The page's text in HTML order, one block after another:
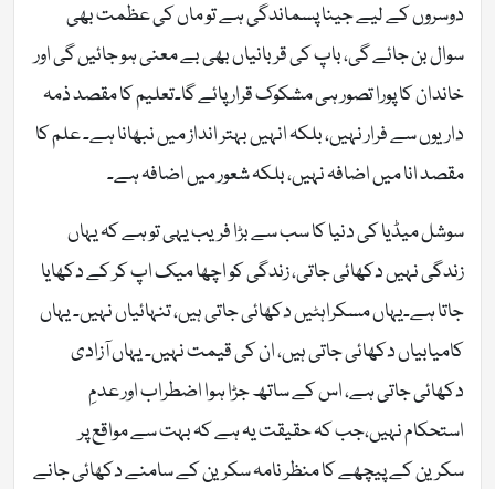
دوسروں کے لیے جینا پسماندگی ہے تو ماں کی عظمت بھی
سوال بن جائے گی، باپ کی قربانیاں بھی بے معنی ہو جائیں گی اور
خاندان کا پورا تصور ہی مشکوک قرار پائے گا۔تعلیم کا مقصد ذمہ
داریوں سے فرار نہیں، بلکہ انہیں بہتر انداز میں نبھانا ہے۔ علم کا
مقصد انا میں اضافہ نہیں، بلکہ شعور میں اضافہ ہے۔
سوشل میڈیا کی دنیا کا سب سے بڑا فریب یہی تو ہے کہ یہاں
زندگی نہیں دکھائی جاتی، زندگی کو اچھا میک اپ کر کے دکھایا
جاتا ہے۔یہاں مسکراہٹیں دکھائی جاتی ہیں، تنہائیاں نہیں۔ یہاں
کامیابیاں دکھائی جاتی ہیں، ان کی قیمت نہیں۔ یہاں آزادی
دکھائی جاتی ہے، اس کے ساتھ جڑا ہوا اضطراب اور عدمِ
استحکام نہیں،جب کہ حقیقت یہ ہے کہ بہت سے مواقع پر
سکرین کے پیچھے کا منظر نامہ سکرین کے سامنے دکھائی جانے